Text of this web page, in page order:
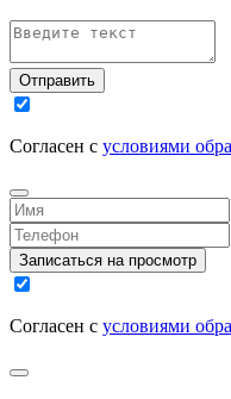
Отправить
Согласен с условиями
Записаться на просмотр
Согласен с условиями